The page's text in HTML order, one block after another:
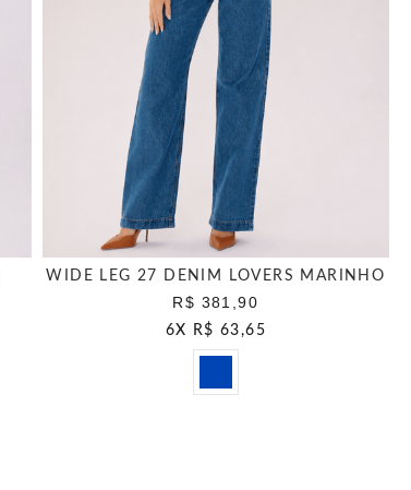
WIDE LEG 27 DENIM LOVERS MARINHO
R$ 381,90
6X R$ 63,65